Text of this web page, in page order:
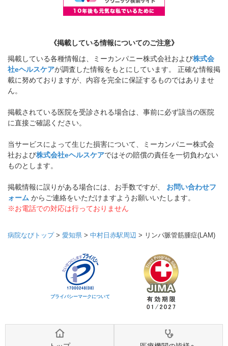
《掲載している情報についてのご注意》
掲載している各種情報は、ミーカンパニー株式会社および株式会
社eヘルスケアが調査した情報をもとにしています。 正確な情報掲
載に努めておりますが、内容を完全に保証するものではありませ
ん。
掲載されている医院を受診される場合は、事前に必ず該当の医院
に直接ご確認ください。
当サービスによって生じた損害について、ミーカンパニー株式会
社および株式会社eヘルスケアではその賠償の責任を一切負わない
ものとします。
掲載情報に誤りがある場合には、お手数ですが、 お問い合わせフ
ォーム からご連絡をいただけますようお願いいたします。
※お電話での対応は行っておりません
病院なびトップ> 愛知県 > 中村日赤駅周辺 > リンパ脈管筋腫症(LAM)
プライバシーマークについて